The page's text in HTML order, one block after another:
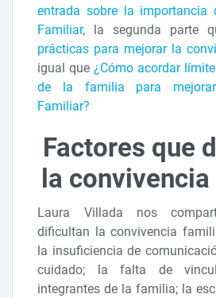
entrada sobre la importancia
Familiar, la segunda parte
prácticas para mejorar la
igual que¿Cómo acordar
de la familia para
Familiar?
Factores que
la
Laura Villada nos
dificultan la convivencia
la insuficiencia de
cuidado; la falta de
integrantes de la familia; la